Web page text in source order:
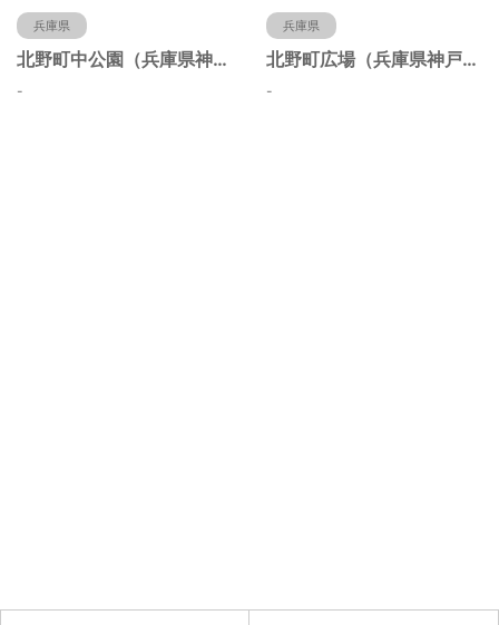
兵庫県
北野町中公園（兵庫県神戸市）
-
兵庫県
北野町広場（兵庫県神戸市）
-